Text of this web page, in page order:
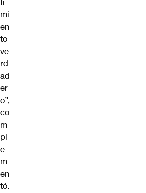
ti
mi
en
to
ve
rd
ad
er
o”,
co
m
pl
e
m
en
tó.